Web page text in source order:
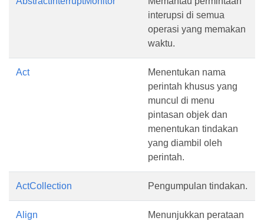
interupsi di semua
operasi yang memakan
waktu.
Act
Menentukan nama
perintah khusus yang
muncul di menu
pintasan objek dan
menentukan tindakan
yang diambil oleh
perintah.
ActCollection Pengumpulan tindakan.
Align
Menunjukkan perataan